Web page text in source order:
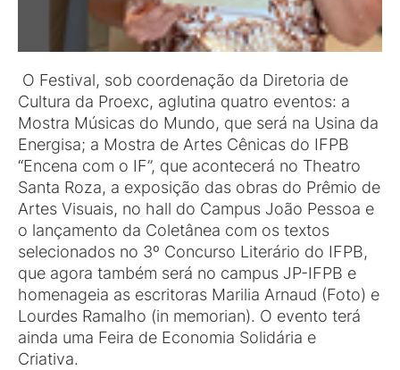
O Festival, sob coordenação da Diretoria de
Cultura da Proexc, aglutina quatro eventos: a
Mostra Músicas do Mundo, que será na Usina da
Energisa; a Mostra de Artes Cênicas do IFPB
“Encena com o IF”, que acontecerá no Theatro
Santa Roza, a exposição das obras do Prêmio de
Artes Visuais, no hall do Campus João Pessoa e
o lançamento da Coletânea com os textos
selecionados no 3º Concurso Literário do IFPB,
que agora também será no campus JP-IFPB e
homenageia as escritoras Marilia Arnaud (Foto) e
Lourdes Ramalho (in memorian). O evento terá
ainda uma Feira de Economia Solidária e
Criativa.